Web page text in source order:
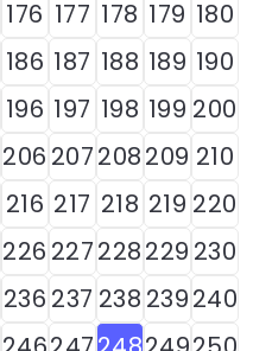
176 177 178 179 180
186 187 188 189 190
196 197 198 199 200
206 207208209 210
216 217 218 219 220
226 227228229 230
236 237 238 239240